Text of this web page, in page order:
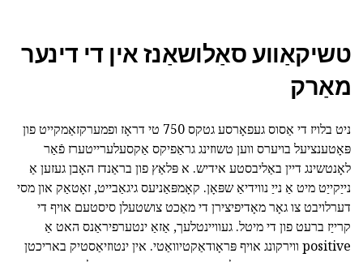
טשיקאַווע סאַלושאַנז אין די דינער
מאַרק
ניט בלויז די אַסוס געפאָרסע גטקס 750 טי דראָז ופמערקזאַמקייט פון
פּאָטענציעל בויערס ווען טשוזינג גראַפיקס אַקסעלערייטערז פֿאַר
לאָנטשינג דיין באַליבסטע אידיש. א פּלאַץ פון בראַנדז האָבן געזען אַ
נייַקייַט מיט אַ נייַ נווידיאַ שפּאָן. קאָמפּאַניעס גיגאַבייט, זאָטאַק און מסי
דערלויבט צו גאָר מאָדיפיצירן די מאַכט צושטעלן סיסטעם אויף די
קרייַז ברעט פון די מיטל. געוויינטלעך, אַזאַ ינטערפיראַנס האט אַ
positive ווירקונג אויף פּראָודאַקטיוואַטי. אין ינטוזיאַסטיק באריכטן